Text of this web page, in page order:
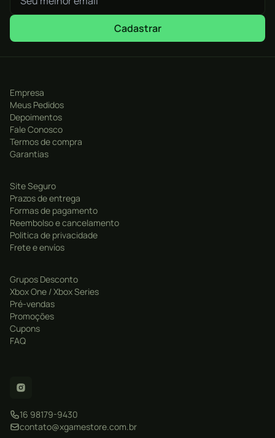
quiser e roubar quem quiser, Grand Theft Auto III
coloca você no centro do submundo do crime, se tiver
tons pastéis, vem a história de um homem que sobe
ao topo da cadeia criminal. Grand Theft Auto retorna
com Tommy Vercetti e sua história de traição e
vingança em uma cidade tropical coberta por luzes
Grand Theft Auto: San Andreas:
“CJ” Johnson fugiu da loucura de Los Santos, San
Andreas… uma cidade que se destruía com gangues,
drogas e corrupção. Agora, é o começo dos anos 90.
CJ volta para casa. Sua mãe foi assassinada, sua
todos indo à ruína. Para piorar tudo, dois policiais
armaram para que ele fosse acusado de homicídio,
forçando CJ a embarcar numa jornada que o levará
por todo o estado de San Andreas para salvar sua
família e assumir o controle das ruas no jogo da série
Cadastrar
Empresa
Meus Pedidos
Depoimentos
Fale Conosco
Termos de compra
Garantias
Site Seguro
Prazos de entrega
Formas de pagamento
Reembolso e cancelamento
Politica de privacidade
Frete e envíos
Grupos Desconto
Xbox One / Xbox Series
Pré-vendas
Promoções
Cupons
FAQ
16 98179-9430
contato@xgamestore.com.br